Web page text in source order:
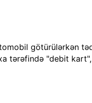
götürülərkən
tərəfində "debit